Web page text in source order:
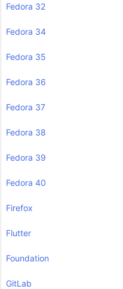
Fedora 32
Fedora 34
Fedora 35
Fedora 36
Fedora 37
Fedora 38
Fedora 39
Fedora 40
Firefox
Flutter
Foundation
GitLab